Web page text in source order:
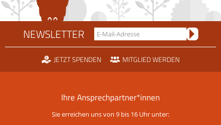
NEWSLETTER
JETZT SPENDEN MITGLIED WERDEN
Ihre Ansprechpartner*innen
Sie erreichen uns von 9 bis 16 Uhr unter: